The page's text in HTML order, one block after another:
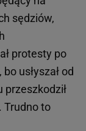
sędziów,
protesty po
usłyszał od
przeszkodził
Trudno to